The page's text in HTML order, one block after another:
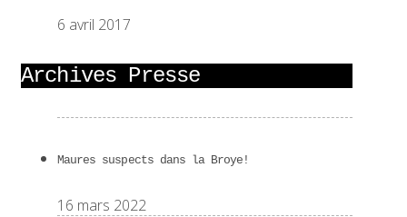
6 avril 2017
Archives Presse
Maures suspects dans la Broye!
16 mars 2022